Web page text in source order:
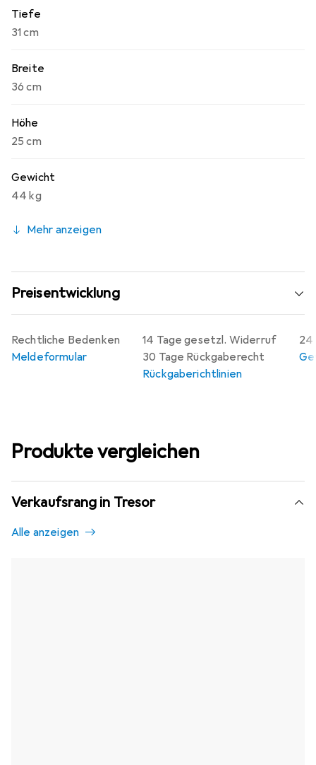
Tiefe
31 cm
Breite
36 cm
Höhe
25 cm
Gewicht
44 kg
Mehr anzeigen
Preisentwicklung
14 Tage gesetzl. Widerruf
30 Tage Rückgaberecht
Rückgaberichtlinien
24
Rechtliche Bedenken
Meldeformular
Produkte vergleichen
Verkaufsrang in Tresor
Alle anzeigen